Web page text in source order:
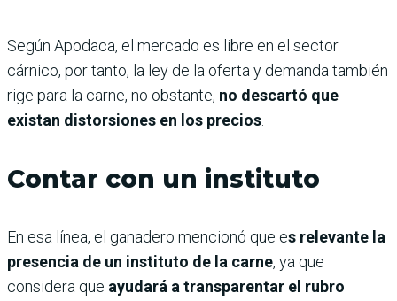
Según Apodaca, el mercado es libre en el sector
cárnico, por tanto, la ley de la oferta y demanda también
rige para la carne, no obstante, no descartó que
existan distorsiones en los precios
Contar con un instituto
En esa línea, el ganadero mencionó que es relevante la
presencia de un instituto de la carne, ya que
considera que ayudará a transparentar el rubro